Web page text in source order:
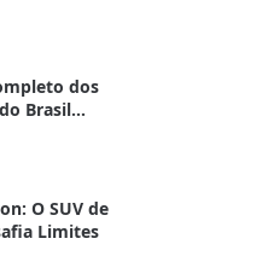
dos
Brasil
O SUV de
Limites